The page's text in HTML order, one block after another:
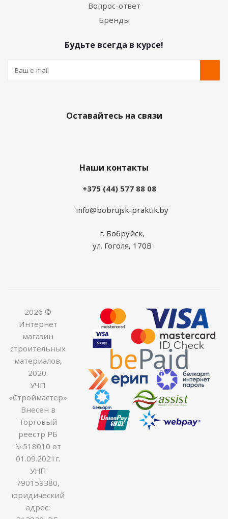
Вопрос-ответ
Бренды
Будьте всегда в курсе!
Оставайтесь на связи
Наши контакты
+375 (44) 577 88 08
info@bobrujsk-praktik.by
г. Бобруйск,
ул. Гоголя, 170В
2026 ©
Интернет
магазин
строительных
материалов,
2020.
УЧП
«Строймастер»
Внесен в
Торговый
реестр РБ
№518010 от
01.09.2021г.
УНП
790159380,
юридический
адрес: